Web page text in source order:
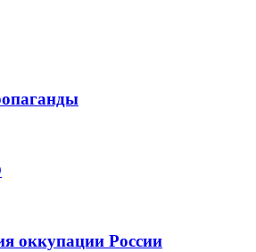
оккупации России